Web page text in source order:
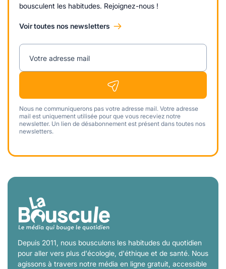
bousculent les habitudes. Rejoignez-nous !
Voir toutes nos newsletters
Votre adresse mail
Nous ne communiquerons pas votre adresse mail. Votre adresse
mail est uniquement utilisée pour que vous receviez notre
newsletter. Un lien de désabonnement est présent dans toutes nos
newsletters.
Depuis 2011, nous bousculons les habitudes du quotidien
pour aller vers plus d'écologie, d'éthique et de santé. Nous
agissons à travers notre média en ligne gratuit, accessible